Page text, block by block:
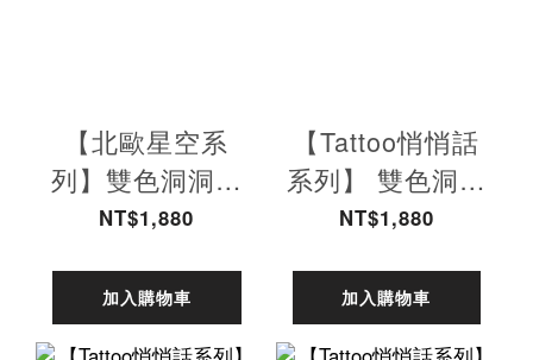
【北歐星空系
列】雙色洞洞餅
乾水鞋 (冰川藍)
NT$1,880
加入購物車
【Tattoo悄悄話
系列】 雙色洞洞
餅乾水鞋 (森林
NT$1,880
加入購物車